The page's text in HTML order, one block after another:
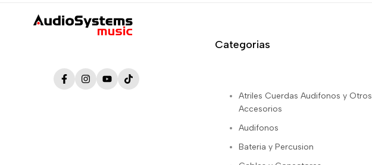
FacebookInstagramYouTubeTikTok
Categorias
Atriles Cuerdas Audifonos y Otros
Accesorios
Audifonos
Bateria y Percusion